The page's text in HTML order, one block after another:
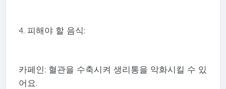
4. 피해야 할 음식:
카페인: 혈관을 수축시켜 생리통을 악화시킬 수 있
어요.